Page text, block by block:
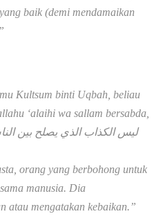
baik (demi mendamaikan
Kultsum binti Uqbah, beliau
‘alaihi wa sallam bersabda
ليس الكذاب الذي يصلح بين
orang yang berbohong untuk
manusia. Dia
atau mengatakan kebaikan.”